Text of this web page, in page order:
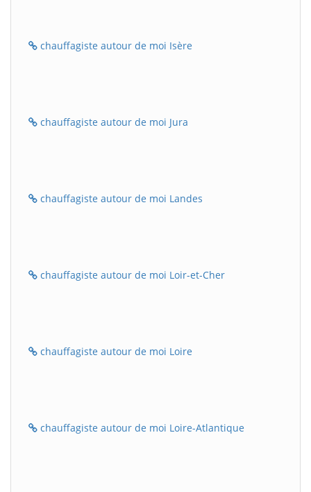
chauffagiste autour de moi Isère
chauffagiste autour de moi Jura
chauffagiste autour de moi Landes
chauffagiste autour de moi Loir-et-Cher
chauffagiste autour de moi Loire
chauffagiste autour de moi Loire-Atlantique